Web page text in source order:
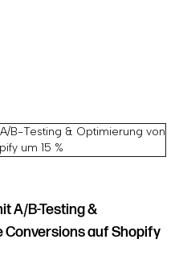
A/B-Testing &
Conversions auf Shopify